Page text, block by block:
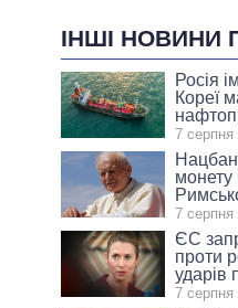
ІНШІ НОВИНИ
Росія
Кореї
7 серпня
монету
7 серпня
ЄС
проти
ударів
7 серпня